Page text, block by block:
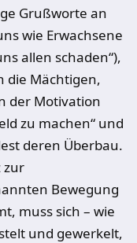
Grußworte an
wie Erwachsene
allen schaden“),
die Mächtigen,
der Motivation
zu machen“ und
deren Überbau.
zur
Bewegung
muss sich – wie
und gewerkelt,